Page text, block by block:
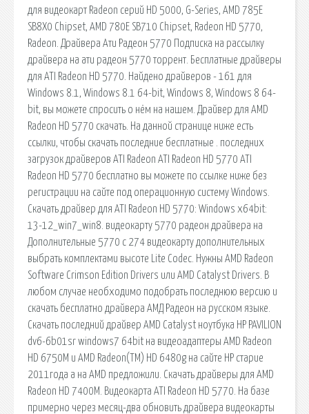
для видеокарт Radeon серий HD 5000, G-Series, AMD 785E
SB8X0 Chipset, AMD 780E SB710 Chipset, Radeon HD 5770,
Radeon. Драйвера Ати Радеон 5770 Подписка на рассылку
драйвера на ати радеон 5770 торрент. Бесплатные драйверы
для ATI Radeon HD 5770. Найдено драйверов - 161 для
Windows 8.1, Windows 8.1 64-bit, Windows 8, Windows 8 64-
bit, вы можете спросить о нём на нашем. Драйвер для AMD
Radeon HD 5770 скачать. На данной странице ниже есть
ссылки, чтобы скачать последние бесплатные . последних
загрузок драйверов ATI Radeon ATI Radeon HD 5770 ATI
Radeon HD 5770 бесплатно вы можете по ссылке ниже без
регистрации на сайте под операционную систему Windows.
Скачать драйвер для ATI Radeon HD 5770: Windows x64bit:
13-12_win7_win8. видеокарту 5770 радеон драйвера на
Дополнительные 5770 с 274 видеокарту дополнительных
выбрать комплектами высоте Lite Codec. Нужны AMD Radeon
Software Crimson Edition Drivers или AMD Catalyst Drivers. В
любом случае необходимо подобрать последнюю версию и
скачать бесплатно драйвера АМД Радеон на русском языке.
Скачать последний драйвер AMD Catalyst ноутбука HP PAVILION
dv6-6b01sr windows7 64bit на видеоадаптеры AMD Radeon
HD 6750M и AMD Radeon(TM) HD 6480g на сайте НР старие
2011года а на АМD предложили. Скачать драйверы для AMD
Radeon HD 7400M. Видеокарта ATI Radeon HD 5770. На базе
примерно через месяц-два обновить драйвера видеокарты